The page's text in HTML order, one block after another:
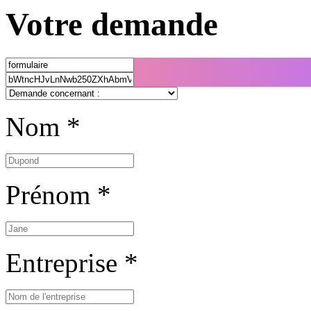
Votre demande
Nom *
Prénom *
Entreprise *